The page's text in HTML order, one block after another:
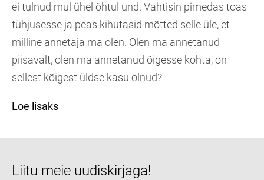
ei tulnud mul ühel õhtul und. Vahtisin pimedas toas
tühjusesse ja peas kihutasid mõtted selle üle, et
milline annetaja ma olen. Olen ma annetanud
piisavalt, olen ma annetanud õigesse kohta, on
sellest kõigest üldse kasu olnud?
Loe lisaks
Liitu meie uudiskirjaga!